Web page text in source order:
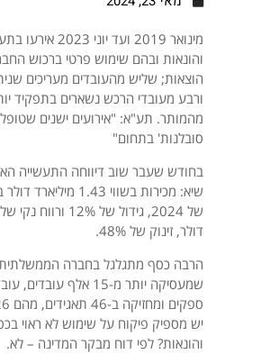
מינואר 2019 ועד
והונאות ובהם שימוש פרטי ברכוש
הוצאות; שליש מהעובדים מעריכים
ורבע מעובדי הרכש נשארים בתפקיד
מהמותר. תע"א: "אירועים ישנים
סובלנות' בתחום"
בחודש שעבר שוב דיווחה התעשייה
שיא: מכירות בשווי 1.43
דולר, זינוק של 48%.
הרבה כסף מתגלגל בחברה הממשלתית
יש מספיק פיקוח על שימוש לא ראוי
והונאות? לפי דוח מבקר המדינה – לא.